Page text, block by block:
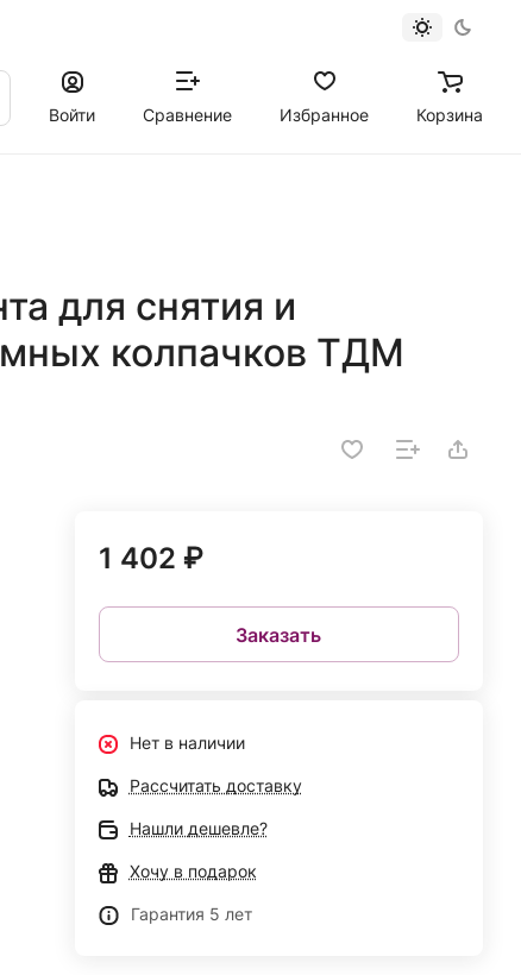
Войти
Сравнение Избранное Корзина
для снятия и
колпачков ТДМ
1 402 ₽
Заказать
Нет в наличии
Рассчитать доставку
Нашли дешевле?
Хочу в подарок
Гарантия 5 лет